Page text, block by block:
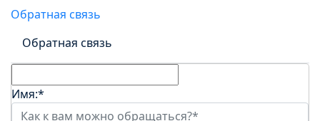
Обратная связь
Обратная связь
Имя:*